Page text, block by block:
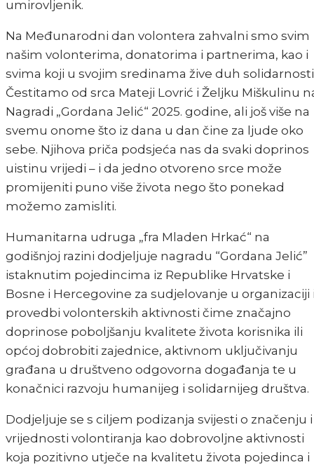
umirovljenik.
Na Međunarodni dan volontera zahvalni smo svim
našim volonterima, donatorima i partnerima, kao i
svima koji u svojim sredinama žive duh
Čestitamo od srca Mateji Lovrić i Željku Miškulinu
Nagradi „Gordana Jelić“ 2025. godine, ali još više na
svemu onome što iz dana u dan čine za ljude oko
sebe. Njihova priča podsjeća nas da svaki doprinos
uistinu vrijedi – i da jedno otvoreno srce može
promijeniti puno više života nego što ponekad
možemo zamisliti.
Humanitarna udruga „fra Mladen Hrkać“ na
godišnjoj razini dodjeljuje nagradu “Gordana Jelić”
istaknutim pojedincima iz Republike Hrvatske i
Bosne i Hercegovine za sudjelovanje u organizaciji
provedbi volonterskih aktivnosti čime značajno
doprinose poboljšanju kvalitete života korisnika ili
općoj dobrobiti zajednice, aktivnom uključivanju
građana u društveno odgovorna događanja te u
konačnici razvoju humanijeg i solidarnijeg društva.
Dodjeljuje se s ciljem podizanja svijesti o značenju i
vrijednosti volontiranja kao dobrovoljne aktivnosti
koja pozitivno utječe na kvalitetu života pojedinca i